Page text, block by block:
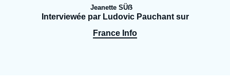
Se connecter
Jeanette SÜẞ
Interviewée par Ludovic Pauchant sur
France Info